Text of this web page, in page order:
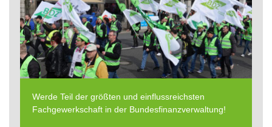
Werde Teil der größten und einflussreichsten
Fachgewerkschaft in der Bundesfinanzverwaltung!